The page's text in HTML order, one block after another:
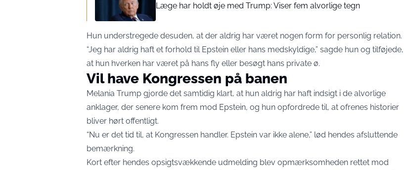
Læge har holdt øje med Trump: Viser fem alvorlige tegn
Hun understregede desuden, at der aldrig har været nogen form for personlig relation.
“Jeg har aldrig haft et forhold til Epstein eller hans medskyldige,” sagde hun og tilføjede,
at hun hverken har været på hans fly eller besøgt hans private ø.
Vil have Kongressen på banen
Melania Trump gjorde det samtidig klart, at hun aldrig har haft indsigt i de alvorlige
anklager, der senere kom frem mod Epstein, og hun opfordrede til, at ofrenes historier
bliver hørt offentligt.
“Nu er det tid til, at Kongressen handler. Epstein var ikke alene,” lød hendes afsluttende
bemærkning.
Kort efter hendes opsigtsvækkende udmelding blev opmærksomheden rettet mod